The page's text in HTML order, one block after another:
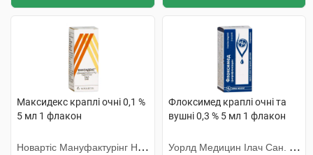
Максидекс краплі очні 0,1 %
5 мл 1 флакон
Новартіс Мануфактурінг НВ,
Флоксимед краплі очні та
вушні 0,3 % 5 мл 1 флакон
Уорлд Медицин Ілач Сан. Ве